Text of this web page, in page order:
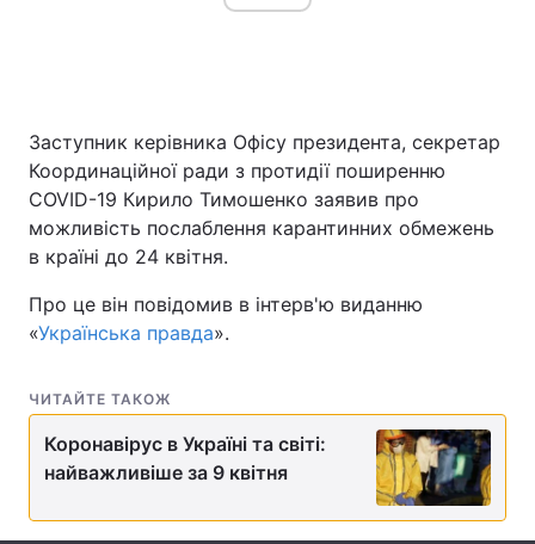
Головна Війна
Україна Політика
Економіка
Спорт
Зброя Інциденти
Здоров'я Туризм
Цікавинки Погода
Заступник керівника Офісу президента, секретар
Координаційної ради з протидії поширенню
COVID-19 Кирило Тимошенко заявив про
можливість послаблення карантинних обмежень
в країні до 24 квітня.
Про це він повідомив в інтерв'ю виданню
«Українська правда».
ЧИТАЙТЕ ТАКОЖ
Коронавірус в Україні та світі:
найважливіше за 9 квітня